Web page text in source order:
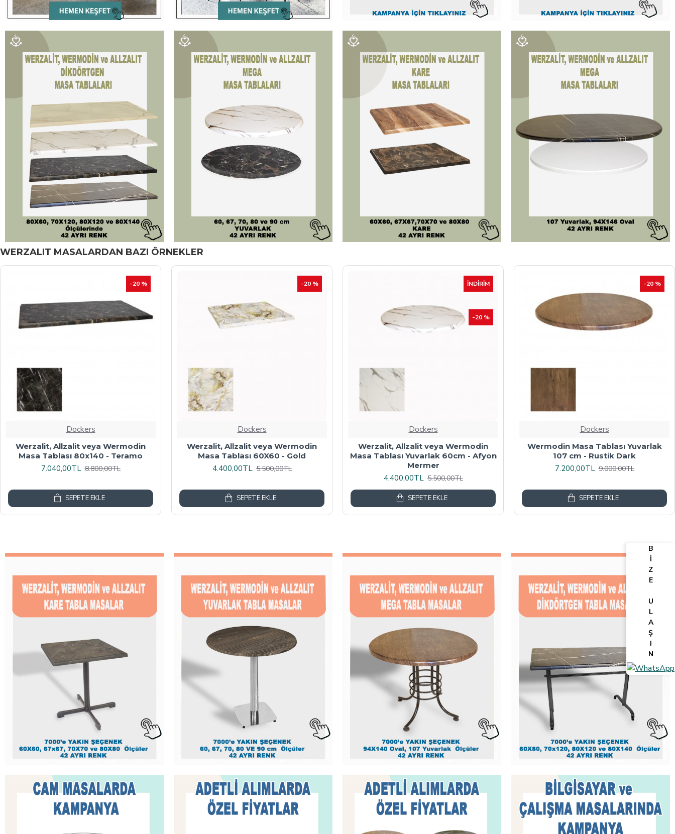
WERZALIT MASALARDAN BAZI ÖRNEKLER
-20 %
Dockers
Werzalit veya Wermodin Masa
Tablası Oval 94x146 - Indiana Wood
8.000,00TL 10.000,00TL
SEPETE EKLE
-20 %
Dockers
Wermodin Masa Tablası 80X60 -
Akçaağaç
4.800,00TL 6.000,00TL
SEPETE EKLE
-20 %
Dockers
Wermodin Masa Tablası Dalgalı Kare
67x67 cm - Karacabey Mermer
4.800,00TL 6.000,00TL
SEPETE EKLE
İNDIRIM
-20 %
Dockers
Werzalit, Allzalit veya Wermodin
Masa Tablası 70X120 - Afyon Mermer
6.080,00TL 7.600,00TL
SEPETE EKLE
B
İ
Z
E
U
L
A
Ş
I
N